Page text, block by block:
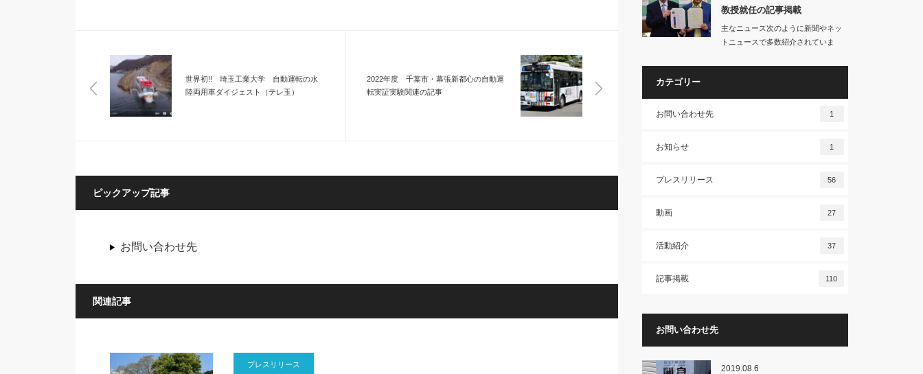
世界初!! 埼玉工業大学 自動運転の水
陸両用車ダイジェスト（テレ玉）
2022年度 千葉市・幕張新都心の自動運
転実証実験関連の記事
ピックアップ記事
お問い合わせ先
関連記事
プレスリリース
教授就任の記事掲載
主なニュース次のように新聞やネッ
トニュースで多数紹介されていま
カテゴリー
お問い合わせ先 1
お知らせ 1
プレスリリース 56
動画 27
活動紹介 37
記事掲載 110
お問い合わせ先
2019.08.6